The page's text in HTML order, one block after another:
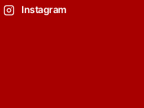
Instagram